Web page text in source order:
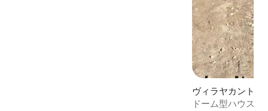
ヴィラヤカントの
ドーム型ハウス